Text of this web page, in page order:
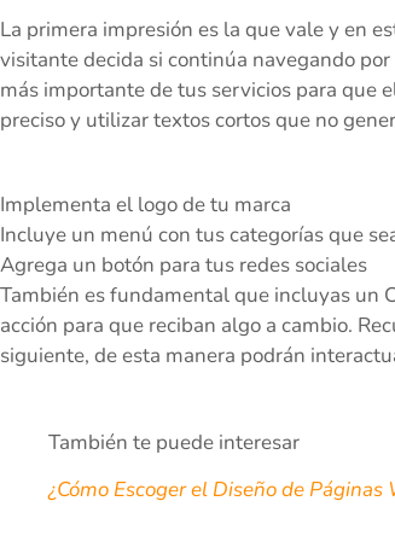
La primera impresión es la que vale y en
visitante decida si continúa navegando
más importante de tus servicios para que
preciso y utilizar textos cortos que no
Implementa el logo de tu marca
Incluye un menú con tus categorías que
Agrega un botón para tus redes sociales
También es fundamental que incluyas un
acción para que reciban algo a cambio.
siguiente, de esta manera podrán
También te puede interesar
¿Cómo Escoger el Diseño de